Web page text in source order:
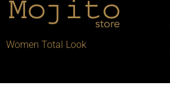
Women Total Look